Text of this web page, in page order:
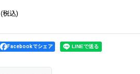
(税込)
Facebookでシェア